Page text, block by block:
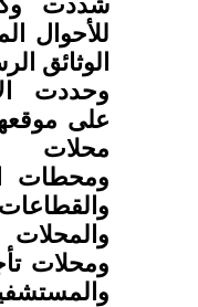
للأحوال
الوثائق
وحددت
على
محلات
ومحطات
والمحلات
ومحلات